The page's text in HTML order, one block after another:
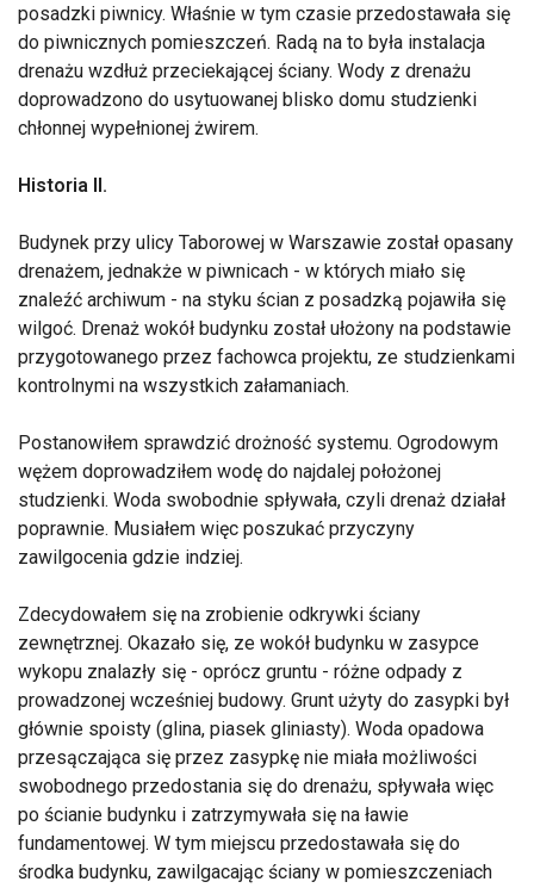
posadzki piwnicy. Właśnie w tym czasie przedostawała się
do piwnicznych pomieszczeń. Radą na to była instalacja
drenażu wzdłuż przeciekającej ściany. Wody z drenażu
doprowadzono do usytuowanej blisko domu studzienki
chłonnej wypełnionej żwirem.
Historia II.
Budynek przy ulicy Taborowej w Warszawie został opasany
drenażem, jednakże w piwnicach - w których miało się
znaleźć archiwum - na styku ścian z posadzką pojawiła się
wilgoć. Drenaż wokół budynku został ułożony na podstawie
przygotowanego przez fachowca projektu, ze studzienkami
kontrolnymi na wszystkich załamaniach.
Postanowiłem sprawdzić drożność systemu. Ogrodowym
wężem doprowadziłem wodę do najdalej położonej
studzienki. Woda swobodnie spływała, czyli drenaż działał
poprawnie. Musiałem więc poszukać przyczyny
zawilgocenia gdzie indziej.
Zdecydowałem się na zrobienie odkrywki ściany
zewnętrznej. Okazało się, ze wokół budynku w zasypce
wykopu znalazły się - oprócz gruntu - różne odpady z
prowadzonej wcześniej budowy. Grunt użyty do zasypki był
głównie spoisty (glina, piasek gliniasty). Woda opadowa
przesączająca się przez zasypkę nie miała możliwości
swobodnego przedostania się do drenażu, spływała więc
po ścianie budynku i zatrzymywała się na ławie
fundamentowej. W tym miejscu przedostawała się do
środka budynku, zawilgacając ściany w pomieszczeniach